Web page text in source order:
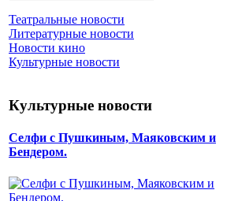
Театральные новости
Литературные новости
Новости кино
Культурные новости
Культурные новости
Селфи с Пушкиным, Маяковским и
Бендером.